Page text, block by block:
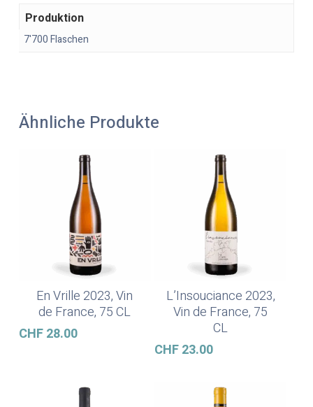
Produktion
7'700 Flaschen
Ähnliche Produkte
In Den Warenkorb
En Vrille 2023, Vin
de France, 75 CL
CHF28.00
In Den Warenkorb
L’Insouciance 2023,
Vin de France, 75
CL
CHF23.00